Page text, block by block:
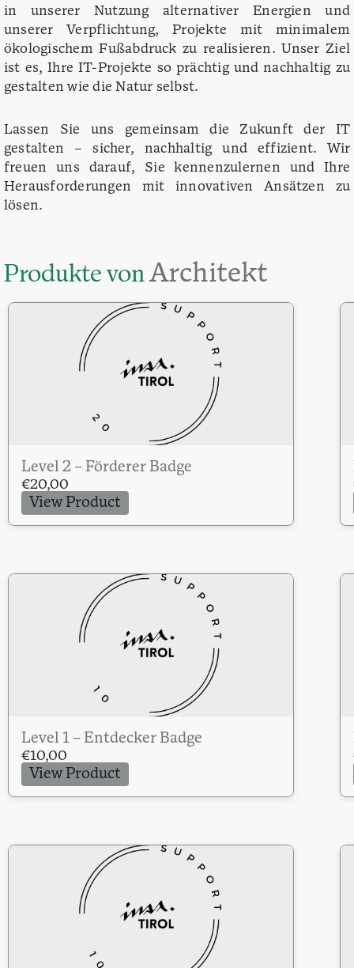
in unserer Nutzung alternativer Energien und
unserer Verpflichtung, Projekte mit minimalem
ökologischem Fußabdruck zu realisieren. Unser Ziel
ist es, Ihre IT-Projekte so prächtig und nachhaltig zu
gestalten wie die Natur selbst.
Lassen Sie uns gemeinsam die Zukunft der IT
gestalten – sicher, nachhaltig und effizient. Wir
freuen uns darauf, Sie kennenzulernen und Ihre
Herausforderungen mit innovativen Ansätzen zu
lösen.
Produkte vonArchitekt
Level 2 – Förderer Badge
€20,00
View Product
Level 1 – Entdecker Badge
€10,00
View Product